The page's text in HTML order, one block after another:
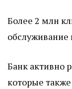
Более 2 млн
обслуживание
Банк активно
которые